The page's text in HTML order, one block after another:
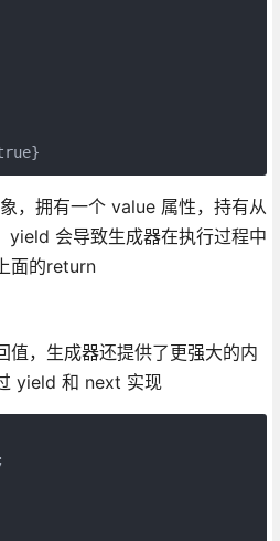
，拥有一个 value 属性，持有从
yield 会导致生成器在执行过程中
面的return
值，生成器还提供了更强大的内
yield 和 next 实现